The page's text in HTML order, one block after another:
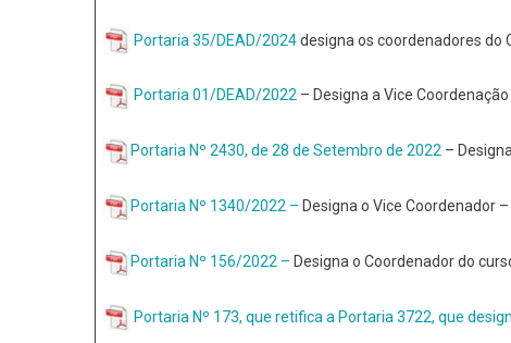
Portaria 35/DEAD/2024designa os coordenadores do
Portaria 01/DEAD/2022 – Designa a Vice
Portaria Nº 2430, de 28 de Setembro de 2022 –
Portaria Nº 1340/2022 – Designa o Vice Coordenador
Portaria Nº 156/2022 – Designa o Coordenador do
Portaria Nº 173, que retifica a Portaria 3722, que